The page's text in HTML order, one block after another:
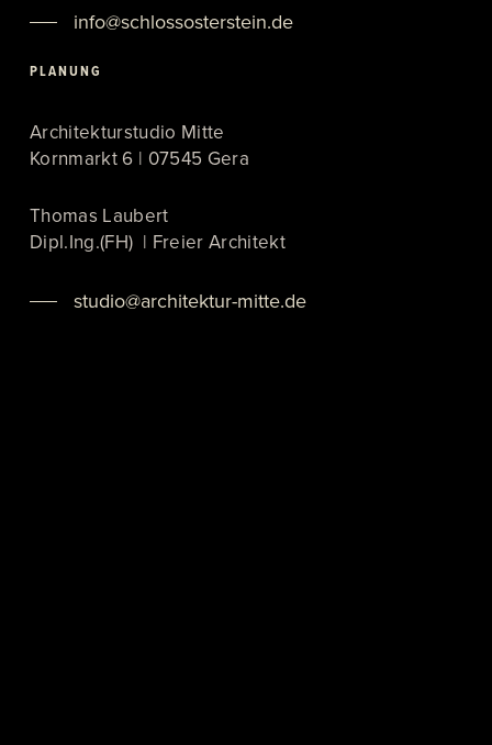
info@schlossosterstein.de
PLANUNG
Architekturstudio Mitte
Kornmarkt 6 | 07545 Gera
Thomas Laubert
Dipl.Ing.(FH) | Freier Architekt
studio@architektur-mitte.de